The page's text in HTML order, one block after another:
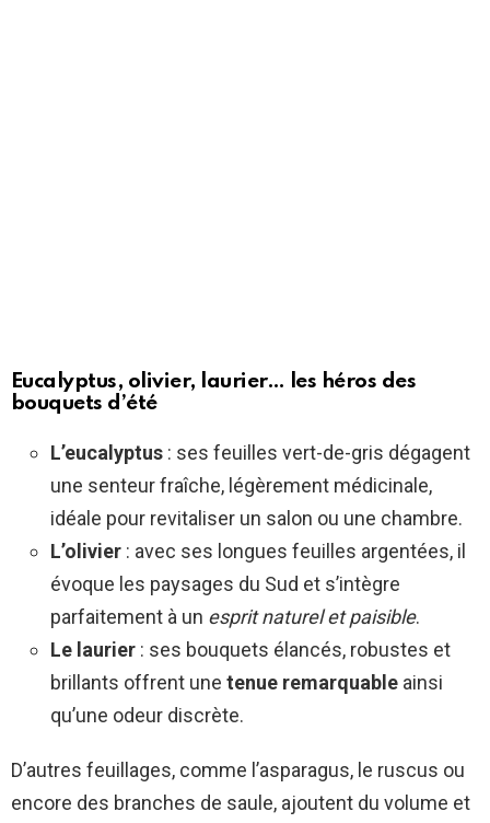
Eucalyptus, olivier, laurier… les héros des
bouquets d’été
L’eucalyptus : ses feuilles vert-de-gris dégagent
une senteur fraîche, légèrement médicinale,
idéale pour revitaliser un salon ou une chambre.
L’olivier : avec ses longues feuilles argentées, il
évoque les paysages du Sud et s’intègre
parfaitement à un esprit naturel et paisible.
Le laurier : ses bouquets élancés, robustes et
brillants offrent une tenue remarquable ainsi
qu’une odeur discrète.
D’autres feuillages, comme l’asparagus, le ruscus ou
encore des branches de saule, ajoutent du volume et